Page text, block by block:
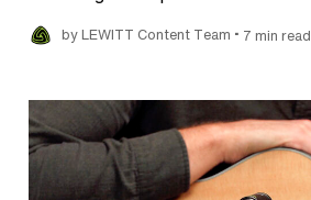
by LEWITT Content Team • 7 min read